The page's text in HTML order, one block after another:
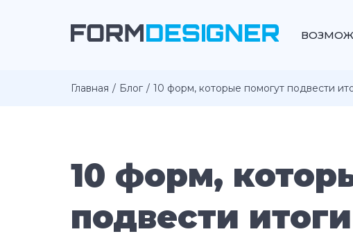
Главная Блог 10 форм, которые помогут подвести
10 форм,
подвести